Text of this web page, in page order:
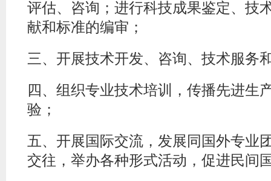
评估、咨询；进行科技成果鉴定、技
献和标准的编审；
三、开展技术开发、咨询、技术服务
四、组织专业技术培训，传播先进生
验；
五、开展国际交流，发展同国外专业
交往，举办各种形式活动，促进民间